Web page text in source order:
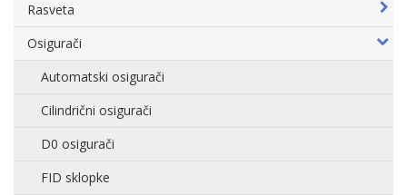
Rasveta
Osigurači
Automatski osigurači
Cilindrični osigurači
D0 osigurači
FID sklopke